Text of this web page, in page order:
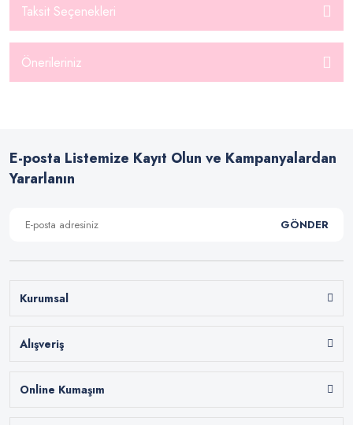
Taksit Seçenekleri
Önerileriniz
E-posta Listemize Kayıt Olun ve Kampanyalardan
Yararlanın
GÖNDER
Kurumsal
Alışveriş
Online Kumaşım